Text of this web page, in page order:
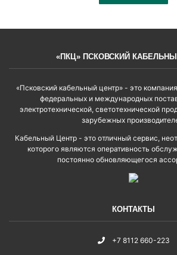
«ПКЦ» ПСКОВСКИЙ
«Псковский кабельный центр» - это
федеральных и международных
электротехнической, светотехнической
зарубежных
Кабельный Центр - это отличный сервис,
которого являются оперативность
постоянно обновляющегося
КОНТАКТЫ
+7 8112 660-223